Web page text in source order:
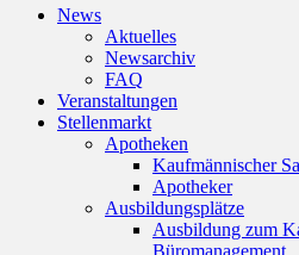
News
Aktuelles
Newsarchiv
FAQ
Veranstaltungen
Stellenmarkt
Apotheken
Kaufmännischer
Apotheker
Ausbildungsplätze
Ausbildung zum
Büromanagement